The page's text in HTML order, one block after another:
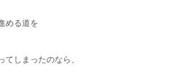
める道を
しまったのなら、